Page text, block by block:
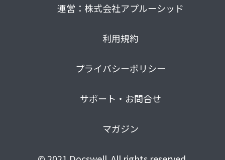
運営：株式会社アプルーシッド
利用規約
プライバシーポリシー
サポート・お問合せ
マガジン